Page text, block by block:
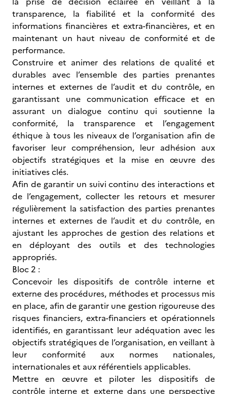
transparence, la fiabilité et la conformité des
informations financières et extra-financières, et en
maintenant un haut niveau de conformité et de
performance.
Construire et animer des relations de qualité et
durables avec l’ensemble des parties prenantes
internes et externes de l’audit et du contrôle, en
garantissant une communication efficace et en
assurant un dialogue continu qui soutienne la
conformité, la transparence et l’engagement
éthique à tous les niveaux de l’organisation afin de
favoriser leur compréhension, leur adhésion aux
objectifs stratégiques et la mise en œuvre des
initiatives clés.
Afin de garantir un suivi continu des interactions et
de l’engagement, collecter les retours et mesurer
régulièrement la satisfaction des parties prenantes
internes et externes de l’audit et du contrôle, en
ajustant les approches de gestion des relations et
en déployant des outils et des technologies
appropriés.
Bloc 2 :
Concevoir les dispositifs de contrôle interne et
externe des procédures, méthodes et processus mis
en place, afin de garantir une gestion rigoureuse des
risques financiers, extra-financiers et opérationnels
identifiés, en garantissant leur adéquation avec les
objectifs stratégiques de l’organisation, en veillant à
leur conformité aux normes nationales,
internationales et aux référentiels applicables.
Mettre en œuvre et piloter les dispositifs de
contrôle interne et externe dans une perspective